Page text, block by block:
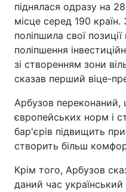
Архів
Контакти
Тема оформлення
піднялася одразу на
місце серед 190
поліпшила свої
поліпшення
зі створенням зони
сказав перший віце-
Арбузов переконаний,
європейських норм і
бар'єрів підвищить
створить більш
Крім того, Арбузов
даний час